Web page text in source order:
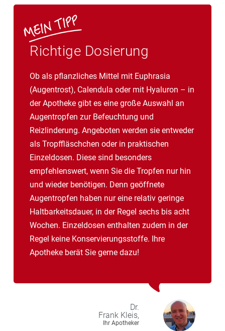
Richtige Dosierung
Ob als pflanzliches Mittel mit Euphrasia
(Augentrost), Calendula oder mit Hyaluron – in
der Apotheke gibt es eine große Auswahl an
Augentropfen zur Befeuchtung und
Reizlinderung. Angeboten werden sie entweder
als Tropffläschchen oder in praktischen
Einzeldosen. Diese sind besonders
empfehlenswert, wenn Sie die Tropfen nur hin
und wieder benötigen. Denn geöffnete
Augentropfen haben nur eine relativ geringe
Haltbarkeitsdauer, in der Regel sechs bis acht
Wochen. Einzeldosen enthalten zudem in der
Regel keine Konservierungsstoffe. Ihre
Apotheke berät Sie gerne dazu!
Dr.
Frank Kleis,
Ihr Apotheker